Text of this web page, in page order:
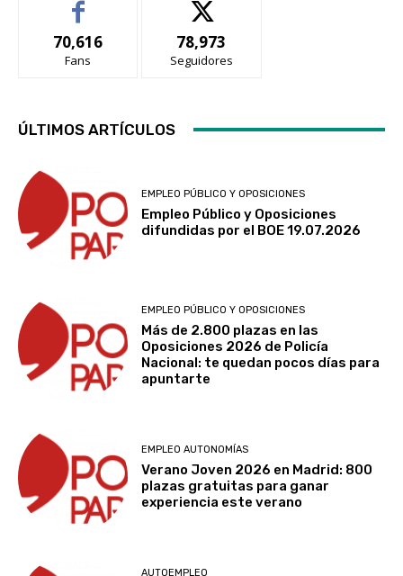
70,616
Fans
78,973
Seguidores
ÚLTIMOS ARTÍCULOS
EMPLEO PÚBLICO Y OPOSICIONES
Empleo Público y Oposiciones
difundidas por el BOE 19.07.2026
EMPLEO PÚBLICO Y OPOSICIONES
Más de 2.800 plazas en las
Oposiciones 2026 de Policía
Nacional: te quedan pocos días para
apuntarte
EMPLEO AUTONOMÍAS
Verano Joven 2026 en Madrid: 800
plazas gratuitas para ganar
experiencia este verano
AUTOEMPLEO